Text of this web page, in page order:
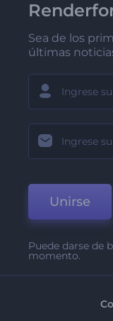
Sea de los
últimas
Unirse
Puede darse de
momento.